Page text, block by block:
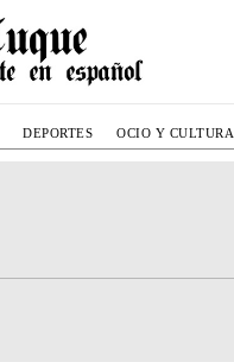
DEPORTES OCIO Y CULTURA